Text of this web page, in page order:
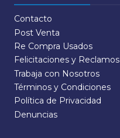
Contacto
Post Venta
Re Compra Usados
Felicitaciones y Reclamos
Trabaja con Nosotros
Términos y Condiciones
Política de Privacidad
Denuncias